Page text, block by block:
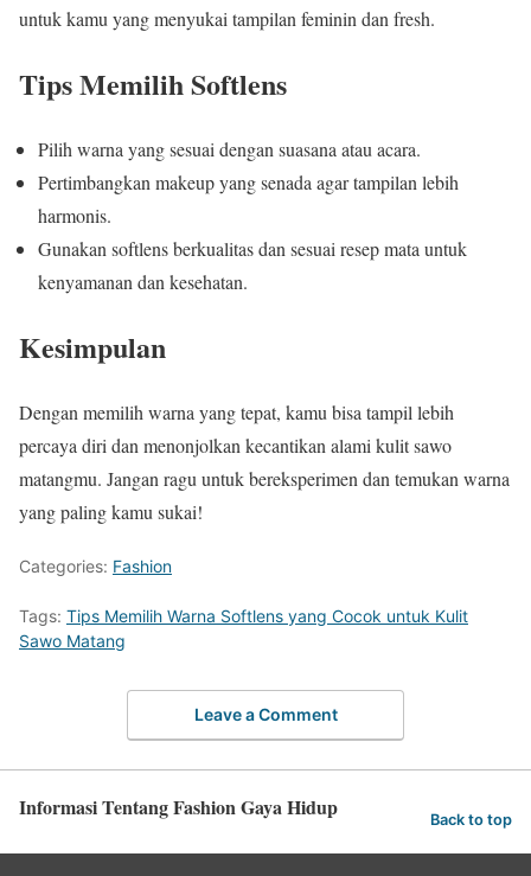
untuk kamu yang menyukai tampilan feminin dan fresh.
Tips Memilih Softlens
Pilih warna yang sesuai dengan suasana atau acara.
Pertimbangkan makeup yang senada agar tampilan lebih
harmonis.
Gunakan softlens berkualitas dan sesuai resep mata untuk
kenyamanan dan kesehatan.
Kesimpulan
Dengan memilih warna yang tepat, kamu bisa tampil lebih
percaya diri dan menonjolkan kecantikan alami kulit sawo
matangmu. Jangan ragu untuk bereksperimen dan temukan warna
yang paling kamu sukai!
Categories: Fashion
Tags: Tips Memilih Warna Softlens yang Cocok untuk Kulit
Sawo Matang
Leave a Comment
Informasi Tentang Fashion Gaya Hidup Back to top